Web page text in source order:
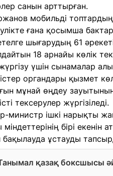
санын арттырған.
мобильді
ғана қосымша
шығарудың 61
18 арнайы көлік
үшін сынамалар
органдары қызмет
мұнай өңдеу
тексерулер жүргізіледі.
министр ішкі нарықты
бірі екенін
ұстауды
қазақ боксшысы